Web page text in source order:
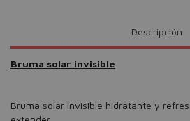
Descripción
Bruma solar invisible
Bruma solar invisible hidratante y